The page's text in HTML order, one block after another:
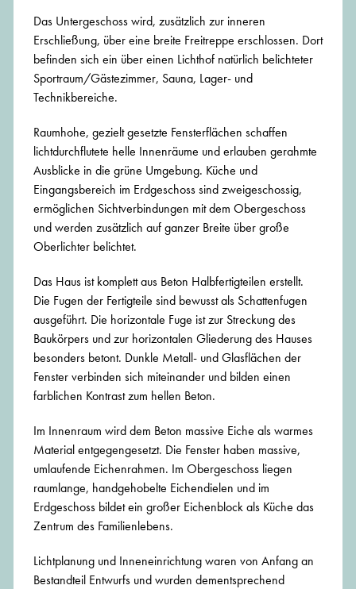
Das Untergeschoss wird, zusätzlich zur inneren
Erschließung, über eine breite Freitreppe erschlossen. Dort
befinden sich ein über einen Lichthof natürlich belichteter
Sportraum/Gästezimmer, Sauna, Lager- und
Technikbereiche.
Raumhohe, gezielt gesetzte Fensterflächen schaffen
lichtdurchflutete helle Innenräume und erlauben gerahmte
Ausblicke in die grüne Umgebung. Küche und
Eingangsbereich im Erdgeschoss sind zweigeschossig,
ermöglichen Sichtverbindungen mit dem Obergeschoss
und werden zusätzlich auf ganzer Breite über große
Oberlichter belichtet.
Das Haus ist komplett aus Beton Halbfertigteilen erstellt.
Die Fugen der Fertigteile sind bewusst als Schattenfugen
ausgeführt. Die horizontale Fuge ist zur Streckung des
Baukörpers und zur horizontalen Gliederung des Hauses
besonders betont. Dunkle Metall- und Glasflächen der
Fenster verbinden sich miteinander und bilden einen
farblichen Kontrast zum hellen Beton.
Im Innenraum wird dem Beton massive Eiche als warmes
Material entgegengesetzt. Die Fenster haben massive,
umlaufende Eichenrahmen. Im Obergeschoss liegen
raumlange, handgehobelte Eichendielen und im
Erdgeschoss bildet ein großer Eichenblock als Küche das
Zentrum des Familienlebens.
Lichtplanung und Inneneinrichtung waren von Anfang an
Bestandteil Entwurfs und wurden dementsprechend